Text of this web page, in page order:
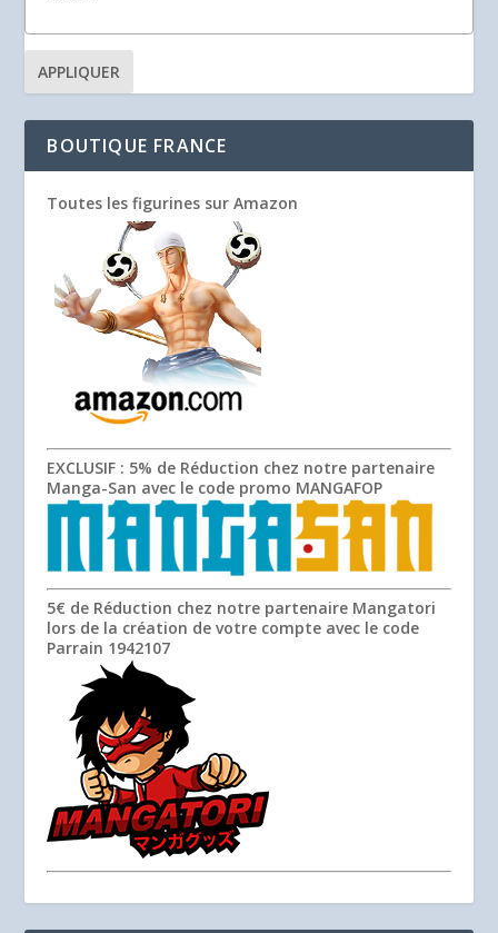
APPLIQUER
BOUTIQUE FRANCE
Toutes les figurines sur Amazon
EXCLUSIF : 5% de Réduction chez notre partenaire
Manga-San avec le code promo MANGAFOP
5€ de Réduction chez notre partenaire Mangatori
lors de la création de votre compte avec le code
Parrain 1942107